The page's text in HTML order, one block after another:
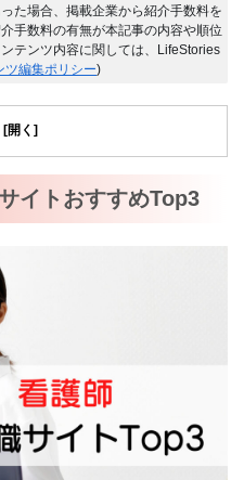
た場合、掲載企業から紹介手数料を
手数料の有無が本記事の内容や順位
テンツ内容に関しては、LifeStories
ツ編集ポリシー)
イトおすすめTop3